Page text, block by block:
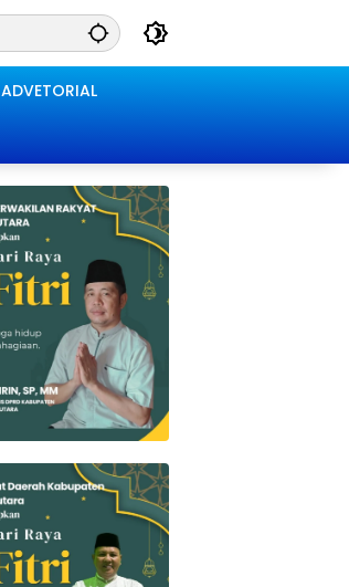
ADVETORIAL